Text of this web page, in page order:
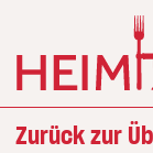
Zurück zur